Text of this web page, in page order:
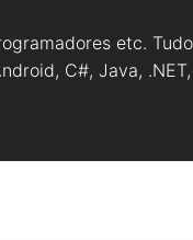
etc.
C#, Java,